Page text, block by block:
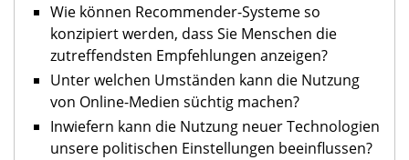
Wie können Recommender-Systeme so
konzipiert werden, dass Sie Menschen die
zutreffendsten Empfehlungen anzeigen?
Unter welchen Umständen kann die Nutzung
von Online-Medien süchtig machen?
Inwiefern kann die Nutzung neuer Technologien
unsere politischen Einstellungen beeinflussen?